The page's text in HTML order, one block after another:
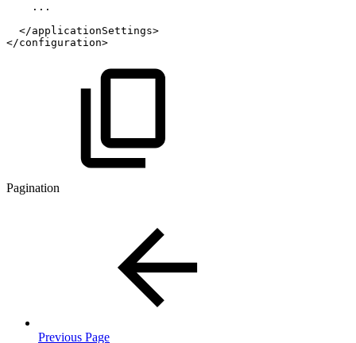
...
</applicationSettings>
</configuration>
Pagination
Previous Page